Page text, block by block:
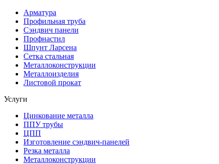
Арматура
Профильная труба
Сэндвич панели
Профнастил
Шпунт Ларсена
Сетка стальная
Металлоконструкции
Металлоизделия
Листовой прокат
Услуги
Цинкование металла
ППУ трубы
ЦПП
Изготовление сэндвич-панелей
Резка металла
Металлоконструкции